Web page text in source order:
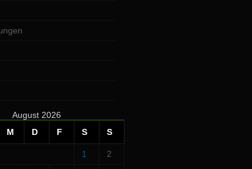
August 2026
M D F S S
1 2